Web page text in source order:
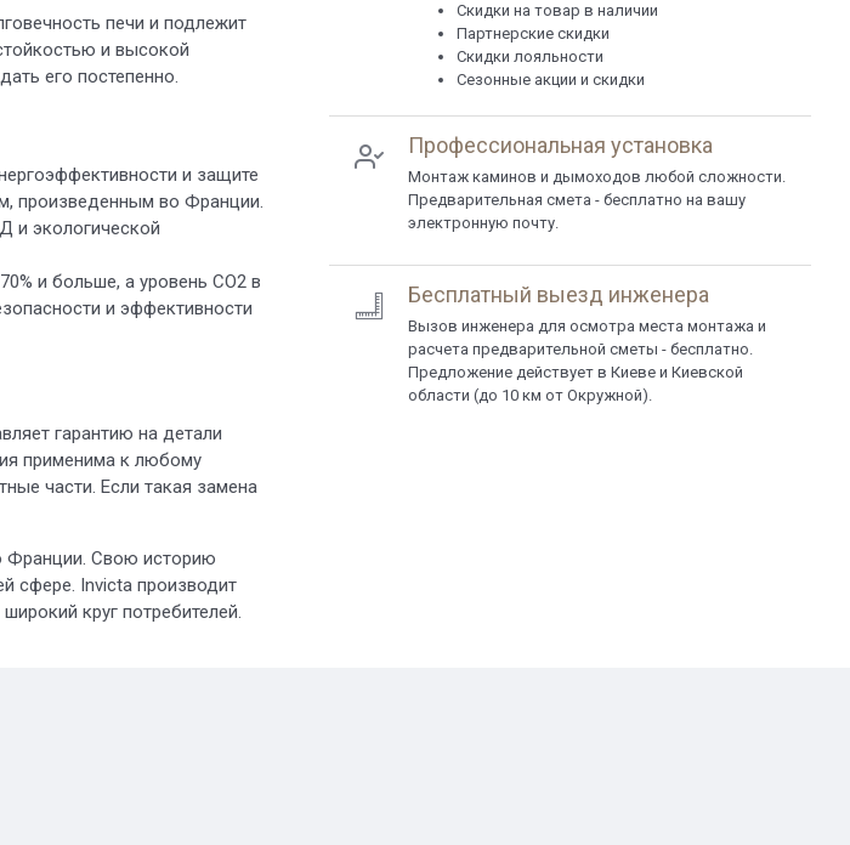
печи и подлежит
и высокой
его постепенно.
и защите
произведенным во Франции.
и экологической
и больше, а уровень СО2 в
и эффективности
гарантию на детали
применима к любому
части. Если такая замена
Франции. Свою историю
сфере. Invicta производит
круг потребителей.
Скидки на товар в наличии
Партнерские скидки
Скидки лояльности
Сезонные акции и скидки
Профессиональная установка
Монтаж каминов и дымоходов любой сложности.
Предварительная смета - бесплатно на вашу
электронную почту.
Бесплатный выезд инженера
Вызов инженера для осмотра места монтажа и
расчета предварительной сметы - бесплатно.
Предложение действует в Киеве и Киевской
области (до 10 км от Окружной).